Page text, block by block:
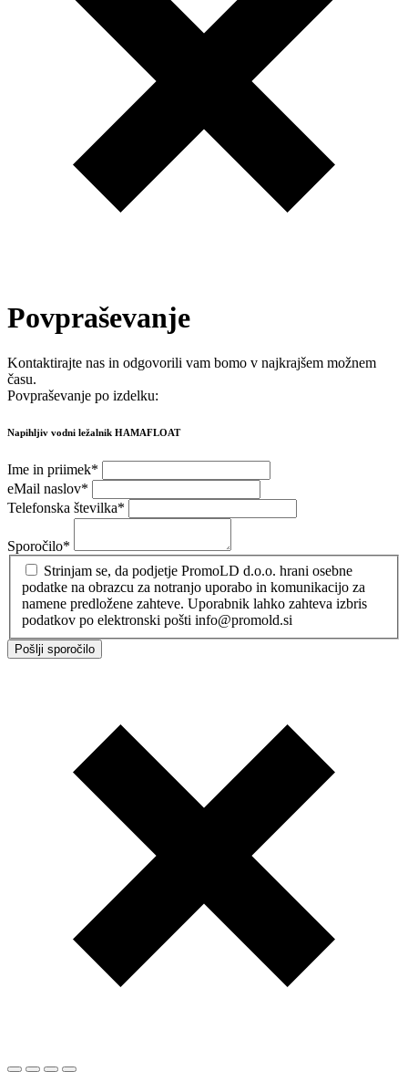
Povpraševanje
Kontaktirajte nas in odgovorili vam bomo v najkrajšem možnem
času.
Povpraševanje po izdelku:
Napihljiv vodni ležalnik HAMAFLOAT
Ime in priimek*
eMail naslov*
Telefonska številka*
Sporočilo*
Strinjam se, da podjetje PromoLD d.o.o. hrani osebne
podatke na obrazcu za notranjo uporabo in komunikacijo za
namene predložene zahteve. Uporabnik lahko zahteva izbris
podatkov po elektronski pošti info@promold.si
Pošlji sporočilo